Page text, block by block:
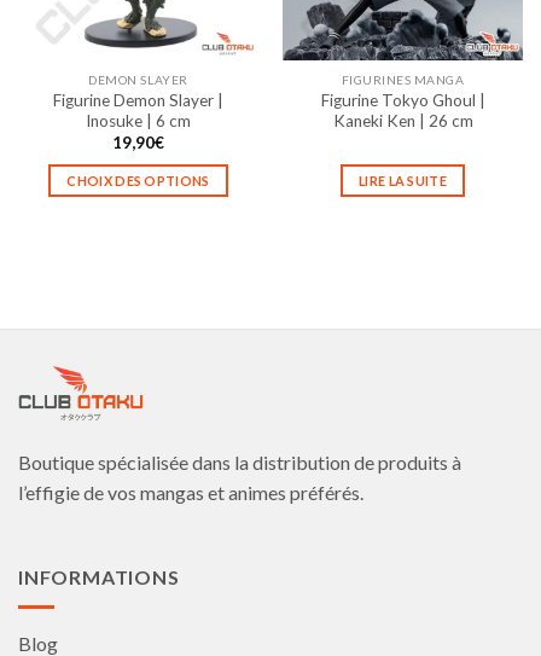
choisies
sur
page
du
produit
choisies
sur
la
page
du
DEMON SLAYER
Figurine Demon Slayer |
Inosuke | 6 cm
19,90€
CHOIX DES OPTIONS
Les
être
sur
la
FIGURINES MANGA
Figurine Tokyo Ghoul |
Kaneki Ken | 26 cm
LIRE LA SUITE
Boutique spécialisée dans la distribution de produits à
l’effigie de vos mangas et animes préférés.
INFORMATIONS
Blog